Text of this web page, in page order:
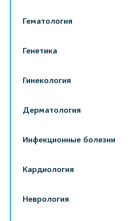
Гематология
Генетика
Гинекология
Дерматология
Инфекционные болезни
Кардиология
Неврология